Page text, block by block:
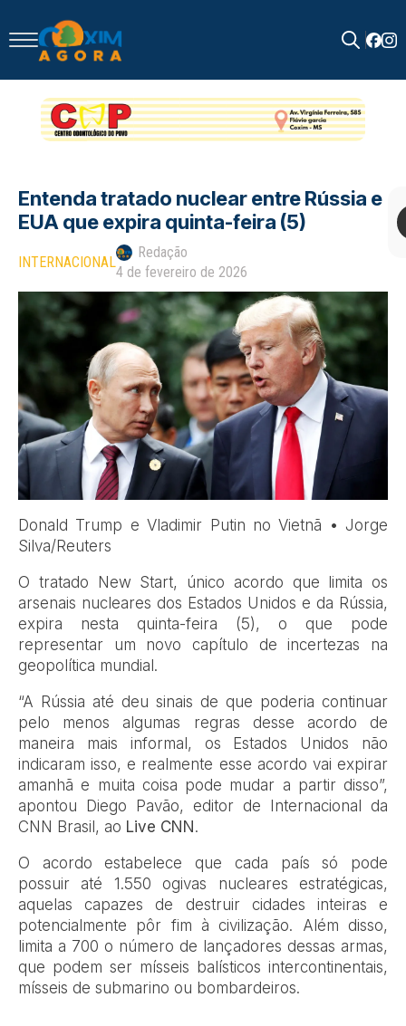
for:
Entenda tratado nuclear entre Rússia e
EUA que expira quinta-feira (5)
INTERNACIONAL
Redação
4 de fevereiro de 2026
Donald Trump e Vladimir Putin no Vietnã • Jorge
Silva/Reuters
O tratado New Start, único acordo que limita os
arsenais nucleares dos Estados Unidos e da Rússia,
expira nesta quinta-feira (5), o que pode
representar um novo capítulo de incertezas na
geopolítica mundial.
“A Rússia até deu sinais de que poderia continuar
pelo menos algumas regras desse acordo de
maneira mais informal, os Estados Unidos não
indicaram isso, e realmente esse acordo vai expirar
amanhã e muita coisa pode mudar a partir disso”,
apontou Diego Pavão, editor de Internacional da
CNN Brasil, ao Live CNN.
O acordo estabelece que cada país só pode
possuir até 1.550 ogivas nucleares estratégicas,
aquelas capazes de destruir cidades inteiras e
potencialmente pôr fim à civilização. Além disso,
limita a 700 o número de lançadores dessas armas,
que podem ser mísseis balísticos intercontinentais,
mísseis de submarino ou bombardeiros.